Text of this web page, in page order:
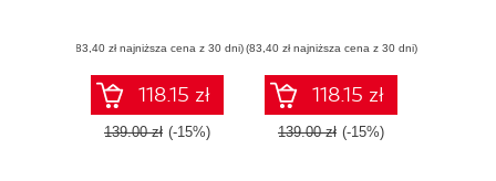
(83,40 zł najniższa cena z 30 dni)
118.15 zł
139.00 zł (-15%)
(83,40 zł najniższa cena z 30 dni)
118.15 zł
139.00 zł (-15%)